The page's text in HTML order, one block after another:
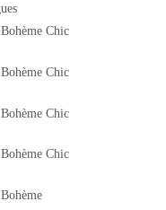
Chic
Chic
Chic
Chic